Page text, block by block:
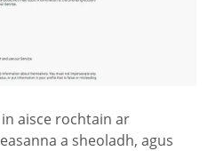
aisce rochtain ar
a sheoladh, agus